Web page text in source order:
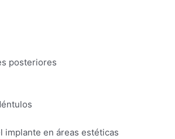
posteriores
implante en áreas estéticas